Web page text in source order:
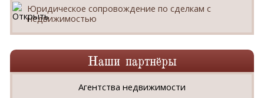
Юридическое сопровождение по сделкам с
недвижимостью
Наши партнёры
Агентства недвижимости